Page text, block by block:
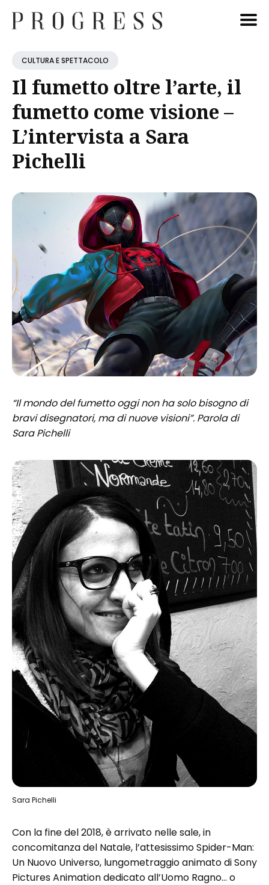
Cerca
CULTURA E SPETTACOLO
Il fumetto oltre l’arte, il
fumetto come visione –
L’intervista a Sara
Pichelli
“Il mondo del fumetto oggi non ha solo bisogno di
bravi disegnatori, ma di nuove visioni”. Parola di
Sara Pichelli
Sara Pichelli
Con la fine del 2018, è arrivato nelle sale, in
concomitanza del Natale, l’attesissimo Spider-Man:
Un Nuovo Universo, lungometraggio animato di Sony
Pictures Animation dedicato all’Uomo Ragno… o